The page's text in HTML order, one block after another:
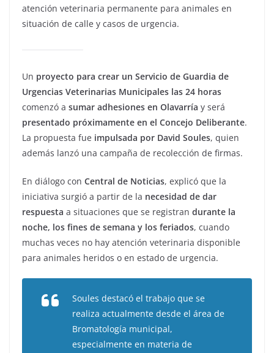
atención veterinaria permanente para animales en
situación de calle y casos de urgencia.
Un proyecto para crear un Servicio de Guardia de
Urgencias Veterinarias Municipales las 24 horas
comenzó a sumar adhesiones en Olavarría y será
presentado próximamente en el Concejo Deliberante.
La propuesta fue impulsada por David Soules, quien
además lanzó una campaña de recolección de firmas.
En diálogo con Central de Noticias, explicó que la
iniciativa surgió a partir de la necesidad de dar
respuesta a situaciones que se registran durante la
noche, los fines de semana y los feriados, cuando
muchas veces no hay atención veterinaria disponible
para animales heridos o en estado de urgencia.
Soules destacó el trabajo que se
realiza actualmente desde el área de
Bromatología municipal,
especialmente en materia de